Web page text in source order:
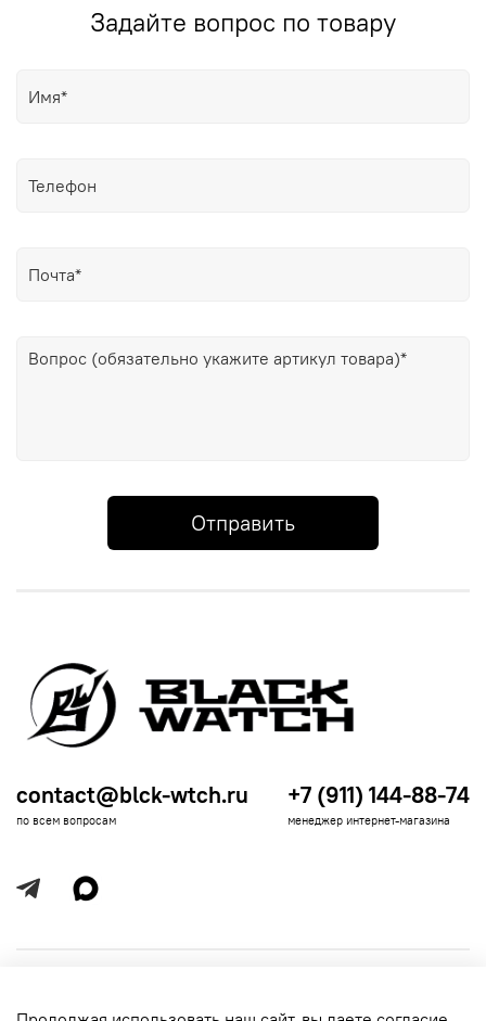
Задайте вопрос по товару
Отправить
contact@blck-wtch.ru
по всем вопросам
+7 (911) 144-88-74
менеджер интернет-магазина